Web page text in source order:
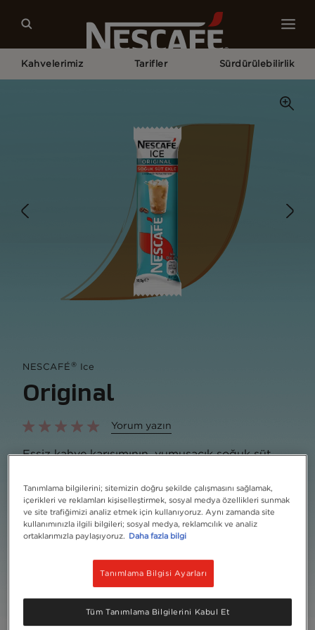
Kahvelerimiz Tarifler Sürdürülebilirlik
NESCAFÉ® Ice
Original
Yorum yazın
Eşsiz kahve karışımının, yumuşacık soğuk süt
Favorilere Ekle
Ürün Boyutu
10,5 gr
Geri Dönüşüm
İçindekiler
Tanımlama bilgilerini; sitemizin doğru şekilde çalışmasını sağlamak,
içerikleri ve reklamları kişiselleştirmek, sosyal medya özellikleri sunmak
ve site trafiğimizi analiz etmek için kullanıyoruz. Aynı zamanda site
kullanımınızla ilgili bilgileri; sosyal medya, reklamcılık ve analiz
ortaklarımızla paylaşıyoruz. Daha fazla bilgi
Tanımlama Bilgisi Ayarları
Tüm Tanımlama Bilgilerini Kabul Et